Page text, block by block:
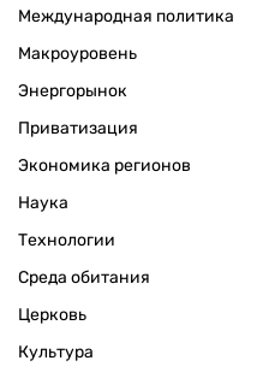
Международная политика
Макроуровень
Энергорынок
Приватизация
Экономика регионов
Наука
Технологии
Среда обитания
Церковь
Культура